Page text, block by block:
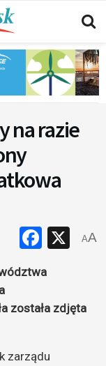
na razie
X
AA
została zdjęta
zarządu